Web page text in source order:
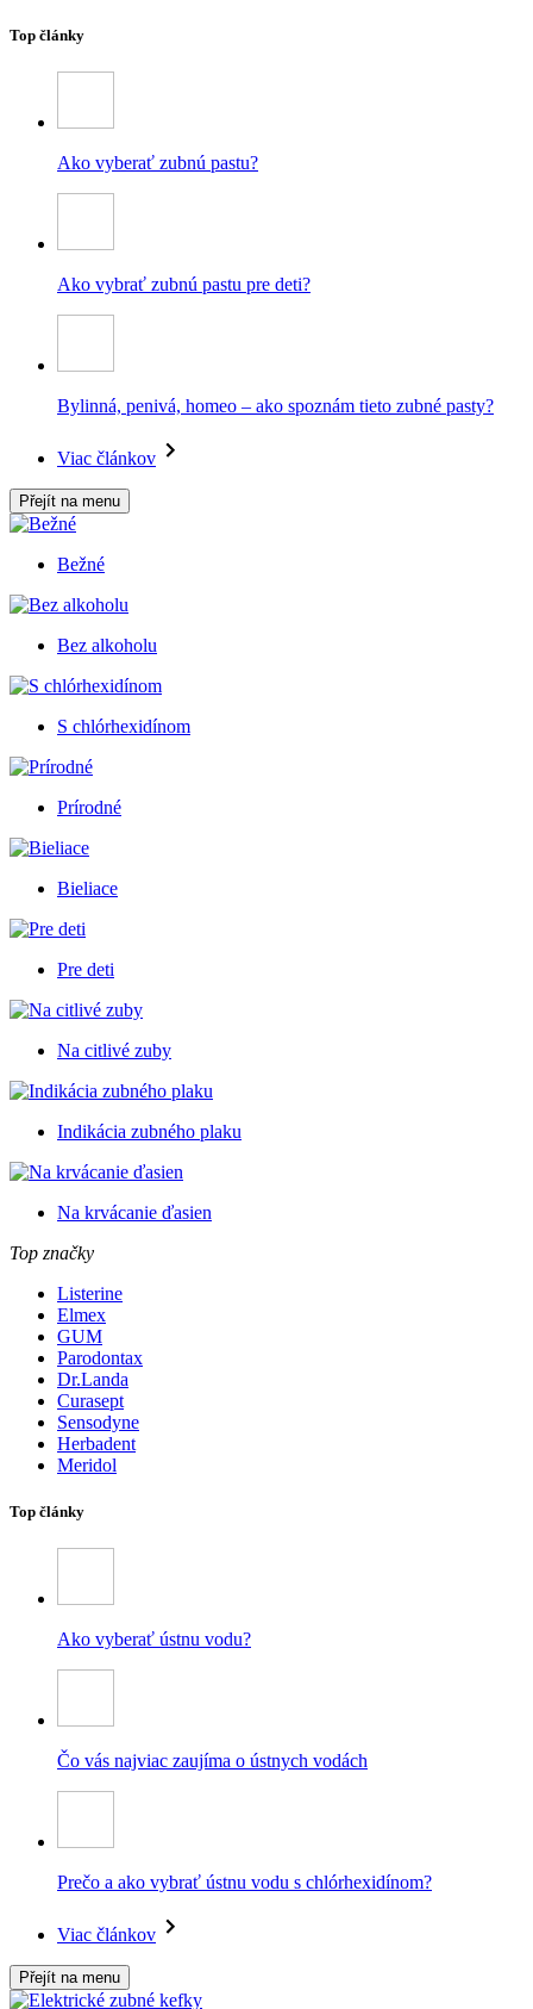
Top články
Ako vyberať zubnú pastu?
Ako vybrať zubnú pastu pre deti?
Bylinná, penivá, homeo – ako spoznám tieto zubné pasty?
Viac článkov
Přejít na menu
Bežné
Bez alkoholu
S chlórhexidínom
Prírodné
Bieliace
Pre deti
Na citlivé zuby
Indikácia zubného plaku
Na krvácanie ďasien
Top značky
Listerine
Elmex
GUM
Parodontax
Dr.Landa
Curasept
Sensodyne
Herbadent
Meridol
Top články
Ako vyberať ústnu vodu?
Čo vás najviac zaujíma o ústnych vodách
Prečo a ako vybrať ústnu vodu s chlórhexidínom?
Viac článkov
Přejít na menu